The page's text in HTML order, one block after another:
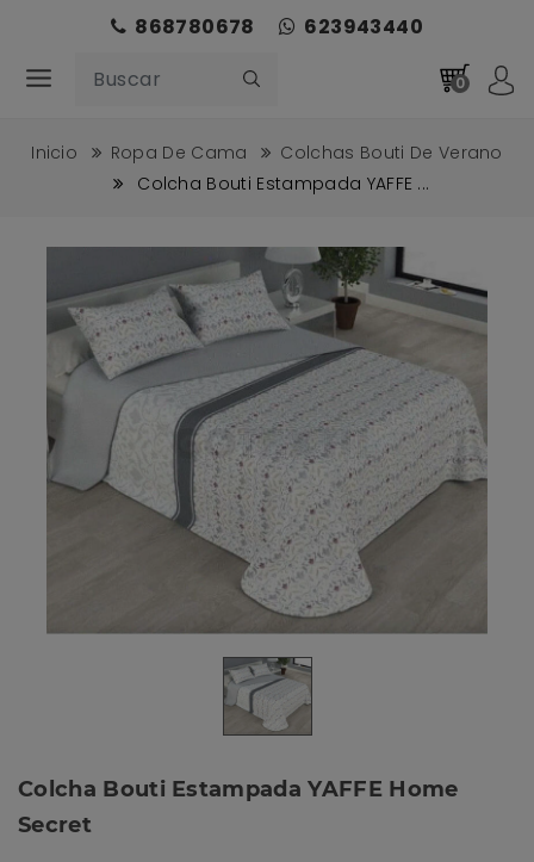
868780678 623943440
0
Inicio Ropa De Cama
Colchas Bouti De Verano
Colcha Bouti Estampada YAFFE ...
Colcha Bouti Estampada YAFFE Home
Secret